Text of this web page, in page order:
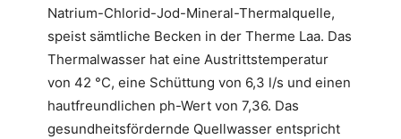
Natrium-Chlorid-Jod-Mineral-Thermalquelle,
speist sämtliche Becken in der Therme Laa. Das
Thermalwasser hat eine Austrittstemperatur
von 42 °C, eine Schüttung von 6,3 l/s und einen
hautfreundlichen ph-Wert von 7,36. Das
gesundheitsfördernde Quellwasser entspricht